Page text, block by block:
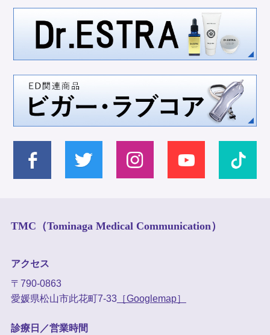
TMC（Tominaga Medical Communication）
アクセス
〒790-0863
愛媛県松山市此花町7-33［Googlemap］
診療日／営業時間